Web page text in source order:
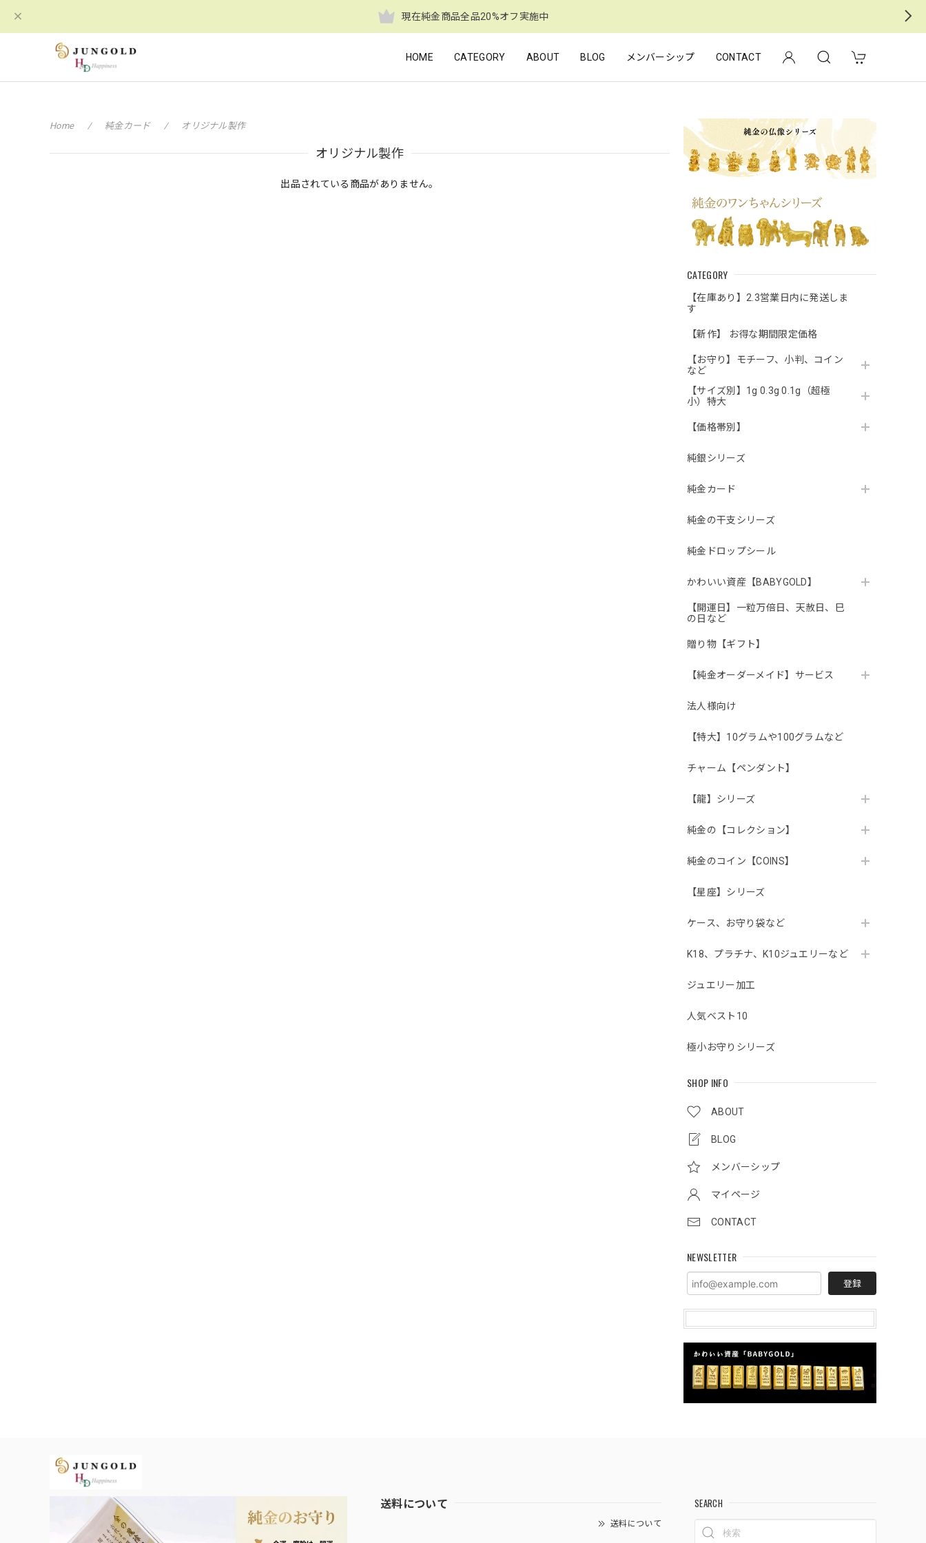
現在純金商品全品20%オフ実施中
HOME CATEGORY ABOUT BLOG メンバーシップ CONTACT
CATEGORY
【在庫あり】2.3営業日内に発送しま
す
【新作】 お得な期間限定価格
【お守り】モチーフ、小判、コイン
など
【サイズ別】1g 0.3g 0.1g（超極
小）特大
【価格帯別】
純銀シリーズ
純金カード
純金の干支シリーズ
純金ドロップシール
かわいい資産【BABYGOLD】
【開運日】一粒万倍日、天赦日、巳
の日など
贈り物【ギフト】
【純金オーダーメイド】サービス
法人様向け
【特大】10グラムや100グラムなど
チャーム【ペンダント】
【龍】シリーズ
純金の【コレクション】
純金のコイン【COINS】
【星座】シリーズ
ケース、お守り袋など
K18、プラチナ、K10ジュエリーなど
ジュエリー加工
人気ベスト10
極小お守りシリーズ
SHOP INFO
ABOUT
BLOG
メンバーシップ
マイページ
CONTACT
NEWSLETTER
登録
Home 純金カード オリジナル製作
オリジナル製作
出品されている商品がありません。
送料について
送料について
SEARCH